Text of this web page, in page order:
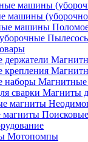
машины
Магниты
Мотопомпы